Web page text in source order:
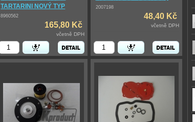
TARTARINI NOVÝ TYP
8960562
165,80 Kč
včetně DPH
2007198
48,40 Kč
včetně DPH